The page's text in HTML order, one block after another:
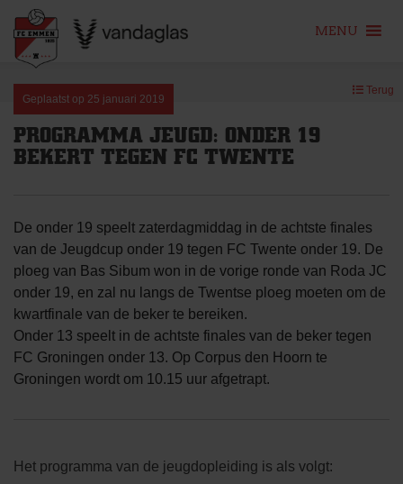
content
MENU
Geplaatst op 25 januari 2019
Terug
PROGRAMMA JEUGD: ONDER 19
BEKERT TEGEN FC TWENTE
De onder 19 speelt zaterdagmiddag in de achtste finales
van de Jeugdcup onder 19 tegen FC Twente onder 19. De
ploeg van Bas Sibum won in de vorige ronde van Roda JC
onder 19, en zal nu langs de Twentse ploeg moeten om de
kwartfinale van de beker te bereiken.
Onder 13 speelt in de achtste finales van de beker tegen
FC Groningen onder 13. Op Corpus den Hoorn te
Groningen wordt om 10.15 uur afgetrapt.
Het programma van de jeugdopleiding is als volgt: